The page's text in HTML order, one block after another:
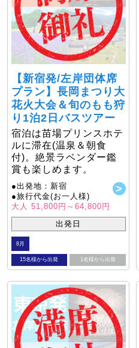
【新宿発/左岸団体席
プラン】長岡まつり大
花火大会＆旬のもも狩
り1泊2日バスツアー
宿泊は苗場プリンスホテ
ルに滞在(温泉＆朝食
付)。絶景ラベンダー鑑
賞も楽しめます。
●出発地：新宿
●旅行代金(お一人様)
大人 51,800円～64,800円
出発日
8月
15名様から出発 1名様から出発